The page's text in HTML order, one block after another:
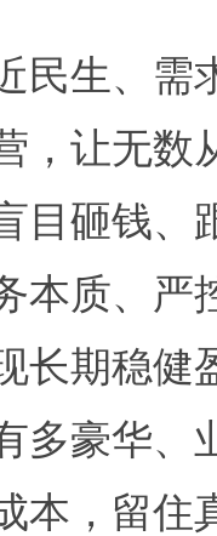
民生、需
，让无数
目砸钱、
本质、严
长期稳健
多豪华、
本，留住